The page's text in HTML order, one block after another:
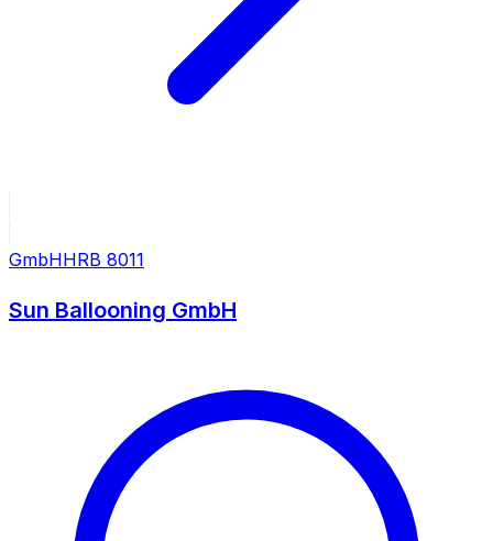
GmbHHRB 8011
Sun Ballooning GmbH